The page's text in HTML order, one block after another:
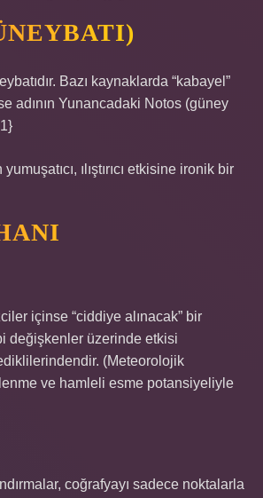
Bazı kaynaklarda “kabayel”
adının Yunancadaki Notos (güney
ılıştırıcı etkisine ironik bir
içinse “ciddiye alınacak” bir
değişkenler üzerinde etkisi
(Meteorolojik
ve hamleli esme potansiyeliyle
coğrafyayı sadece noktalarla